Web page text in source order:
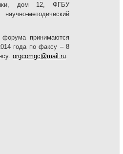
дом 12, ФГБУ
методический
принимаются
года по факсу – 8
orgcomgc@mail.ru